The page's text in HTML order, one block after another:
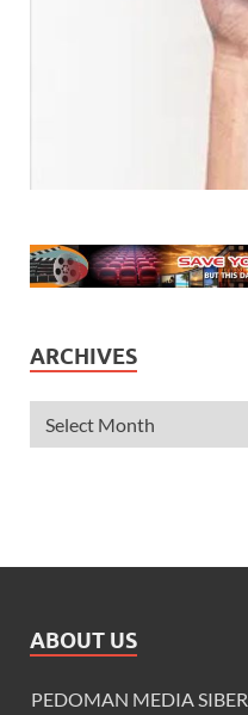
ARCHIVES
ABOUT US
PEDOMAN MEDIA SIBER